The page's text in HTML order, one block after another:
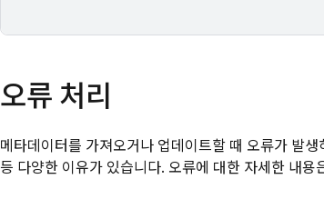
오류 처리
메타데이터를 가져오거나 업데이트할 때 오류가 발
등 다양한 이유가 있습니다. 오류에 대한 자세한 내용